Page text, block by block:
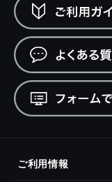
ご利用情報